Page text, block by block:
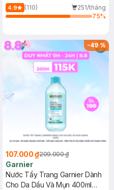
40ml
4.9 (110)
251/tháng
75%
-49%
107.000 ₫209.000 ₫
Garnier
Nước Tẩy Trang Garnier Dành
Cho Da Dầu Và Mụn 400ml